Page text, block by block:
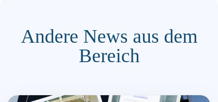
Andere News aus dem
Bereich